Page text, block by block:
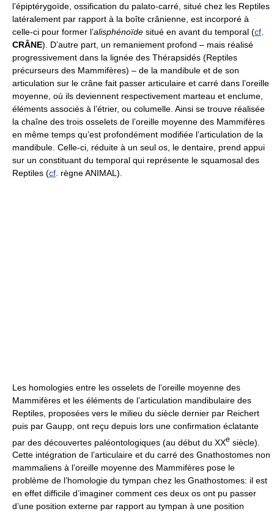
l’épiptérygoïde, ossification du palato-carré, situé chez les Reptiles
latéralement par rapport à la boîte crânienne, est incorporé à
celle-ci pour former l’alisphénoïde situé en avant du temporal (cf
CRÂNE). D’autre part, un remaniement profond – mais réalisé
progressivement dans la lignée des Thérapsidés (Reptiles
précurseurs des Mammifères) – de la mandibule et de son
articulation sur le crâne fait passer articulaire et carré dans l’oreille
moyenne, où ils deviennent respectivement marteau et enclume,
éléments associés à l’étrier, ou columelle. Ainsi se trouve réalisée
la chaîne des trois osselets de l’oreille moyenne des Mammifères
en même temps qu’est profondément modifiée l’articulation de la
mandibule. Celle-ci, réduite à un seul os, le dentaire, prend appui
sur un constituant du temporal qui représente le squamosal des
Reptiles (cf . règne ANIMAL).
Les homologies entre les osselets de l’oreille moyenne des
Mammifères et les éléments de l’articulation mandibulaire des
Reptiles, proposées vers le milieu du siècle dernier par Reichert
puis par Gaupp, ont reçu depuis lors une confirmation éclatante
par des découvertes paléontologiques (au début du XXe siècle).
Cette intégration de l’articulaire et du carré des Gnathostomes non
mammaliens à l’oreille moyenne des Mammifères pose le
problème de l’homologie du tympan chez les Gnathostomes: il est
en effet difficile d’imaginer comment ces deux os ont pu passer
d’une position externe par rapport au tympan à une position